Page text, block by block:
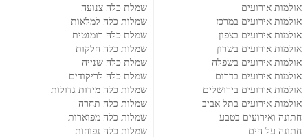
אולמות אירועים
אולמות אירועים במרכז
אולמות אירועים בצפון
אולמות אירועים בשרון
אולמות אירועים בשפלה
אולמות אירועים בדרום
אולמות אירועים בירושלים
אולמות אירועים בתל אביב
חתונה ואירועים בטבע
חתונה על הים
שמלת כלה צנועה
שמלות כלה למלאות
שמלת כלה רומנטית
שמלות כלה חלקות
שמלת כלה שנייה
שמלת כלה לריקודים
שמלות כלה מידות גדולות
שמלות כלה תחרה
שמלות כלה מפוארות
שמלות כלה נפוחות